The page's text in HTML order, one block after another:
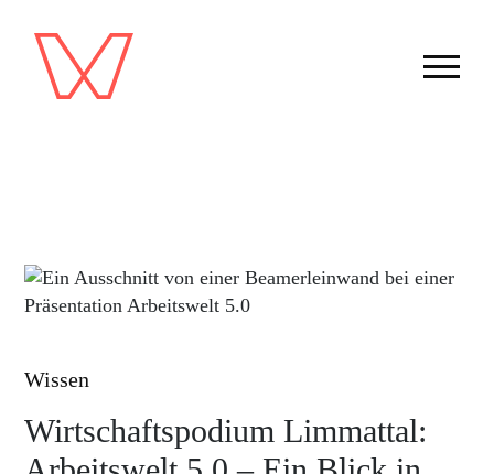
Wissen
Wirtschaftspodium Limmattal: